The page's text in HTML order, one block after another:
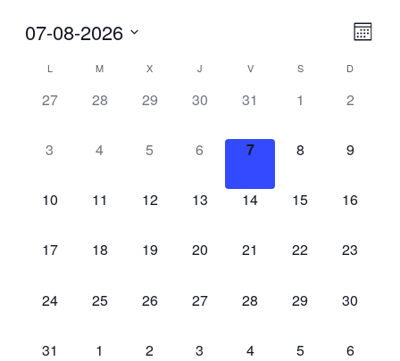
vistas
de
Mes
07-08-2026
fecha.
Calendario
de
L M X J V S D
0
27
0
28
0
29
0
30
0
31
0
1
0
2
0
3
0
4
0
5
0
6
0
7
0
8
0
9
0
10
0
11
0
12
0
13
0
14
0
15
0
16
0
17
0
18
0
19
0
20
0
21
0
22
0
23
0
24
0
25
0
26
0
27
0
28
0
29
0
30
0
31
0
1
0
2
0
3
0
4
0
5
0
6